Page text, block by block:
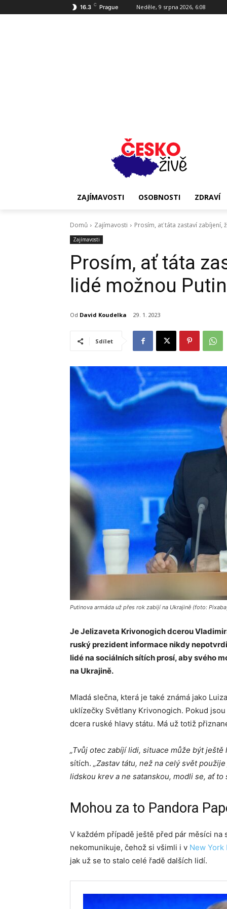
16.3 C Prague Neděle, 9 srpna 2026, 6:08
ZAJÍMAVOSTI OSOBNOSTI ZDRAVÍ
Domů Zajímavosti Prosím, ať táta zastaví zabíjení,
Zajímavosti
Prosím, ať táta
lidé možnou
Od David Koudelka 29. 1. 2023
Sdílet
Putinova armáda už přes rok zabijí na Ukrajině (foto:
Je Jelizaveta Krivonogich dcerou
ruský prezident informace nikdy
lidé na sociálních sítích prosí, aby svého
na Ukrajině.
Mladá slečna, která je také známá jako
uklízečky Světlany Krivonogich. Pokud
dcera ruské hlavy státu. Má už totiž
„Tvůj otec zabíjí lidi, situace může být
sítích. „Zastav tátu, než na celý svět
lidskou krev a ne satanskou, modli se, ať to
Mohou za to Pandora
V každém případě ještě před pár měsíci
nekomunikuje, čehož si všimli i v New York
jak už se to stalo celé řadě dalších lidí.